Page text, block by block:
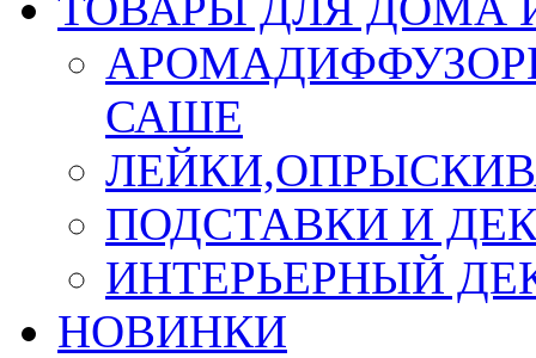
САШЕ
ПОДСТАВКИ И
ИНТЕРЬЕРНЫЙ
НОВИНКИ